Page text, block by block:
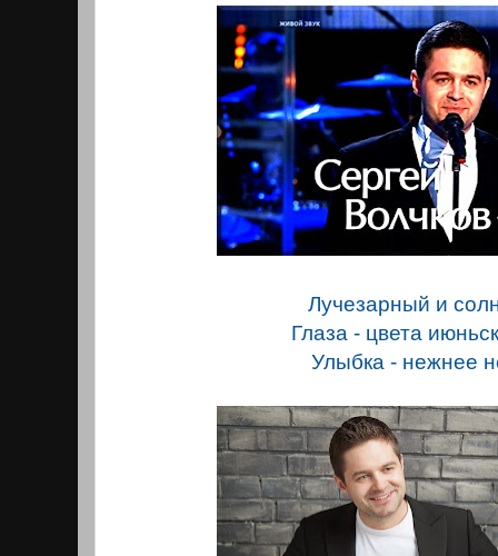
Лучезарный и
Глаза - цвета
Улыбка - нежнее